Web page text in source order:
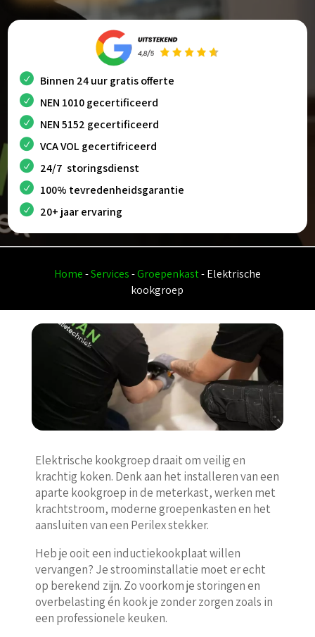
Binnen 24 uur gratis offerte
NEN 1010 gecertificeerd
NEN 5152 gecertificeerd
VCA VOL gecertifriceerd
24/7 storingsdienst
100% tevredenheidsgarantie
20+ jaar ervaring
Home-Services-Groepenkast-Elektrische
kookgroep
Elektrische kookgroep draait om veilig en
krachtig koken. Denk aan het installeren van een
aparte kookgroep in de meterkast, werken met
krachtstroom, moderne groepenkasten en het
aansluiten van een Perilex stekker.
Heb je ooit een inductiekookplaat willen
vervangen? Je stroominstallatie moet er echt
op berekend zijn. Zo voorkom je storingen en
overbelasting én kook je zonder zorgen zoals in
een professionele keuken.